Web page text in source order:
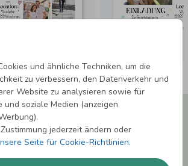
und ähnliche Techniken, um die
zu verbessern, den Datenverkehr und
Website zu analysieren sowie für
und soziale Medien (anzeigen
jederzeit ändern oder
Seite für Cookie-Richtlinien.
und 5,00 € Rabatt**
Newsletter an und bleibe auf dem